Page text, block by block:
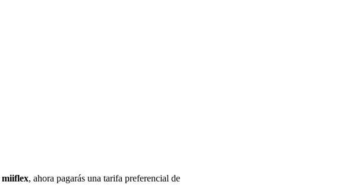
miiflex, ahora pagarás una tarifa preferencial de